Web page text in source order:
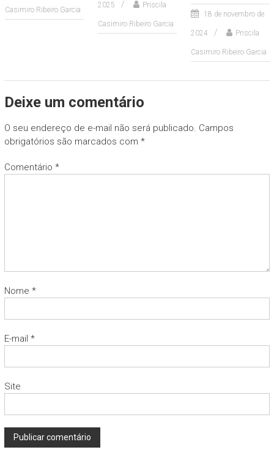
Casimiro Ribeiro Garcia
2025 Priscila
Casimiro Ribeiro Garcia
18 de novembro de
2024 Priscila
Casimiro Ribeiro Garcia
Deixe um comentário
O seu endereço de e-mail não será publicado. Campos
obrigatórios são marcados com *
Comentário *
Nome *
E-mail *
Site